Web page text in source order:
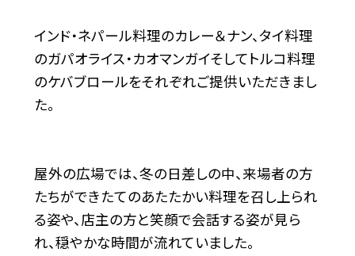
インド・ネパール料理のカレー＆ナン、タイ料理
のガパオライス・カオマンガイそしてトルコ料理
のケバブロールをそれぞれご提供いただきまし
た。
屋外の広場では、冬の日差しの中、来場者の方
たちができたてのあたたかい料理を召し上られ
る姿や、店主の方と笑顔で会話する姿が見ら
れ、穏やかな時間が流れていました。